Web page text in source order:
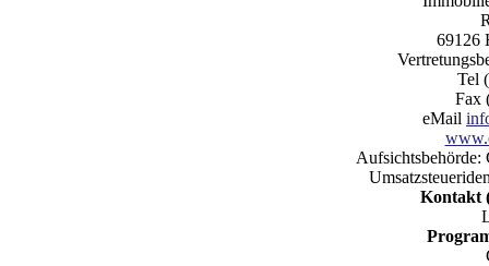
69126
Tel
Fax
eMail
Aufsichtsbehörde:
Kontakt